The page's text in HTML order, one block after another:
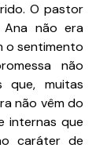
O pastor
não era
o sentimento
não
que, muitas
não vêm do
internas que
caráter de